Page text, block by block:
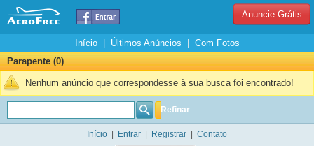
Anuncie Grátis
Início| Últimos Anúncios
Com Fotos
Parapente (0)
Nenhum anúncio que correspondesse à sua busca foi encontrado!
Refinar
Início Entrar Registrar Contato